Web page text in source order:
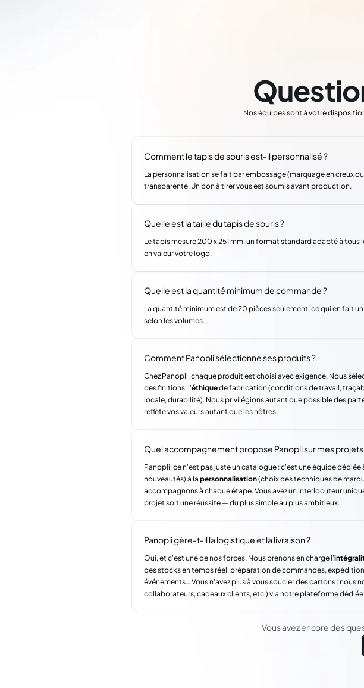
Nos équipes sont à votre
Comment le tapis de souris est-il personnalisé ?
La personnalisation se fait par embossage (marquage en creux
transparente. Un bon à tirer vous est soumis avant production.
Quelle est la taille du tapis de souris ?
Le tapis mesure 200 x 251 mm, un format standard adapté à
en valeur votre logo.
Quelle est la quantité minimum de commande ?
La quantité minimum est de 20 pièces seulement, ce qui en fait
selon les volumes.
Comment Panopli sélectionne ses produits ?
Chez Panopli, chaque produit est choisi avec exigence. Nous
des finitions, l'éthiquede fabrication (conditions de travail,
locale, durabilité). Nous privilégions autant que possible des
reflète vos valeurs autant que les nôtres.
Quel accompagnement propose Panopli sur mes projets
Panopli, ce n'est pas juste un catalogue : c'est une équipe dédiée
nouveautés) à la personnalisation(choix des techniques de
accompagnons à chaque étape. Vous avez un interlocuteur
projet soit une réussite — du plus simple au plus ambitieux.
Panopli gère-t-il la logistique et la livraison ?
Oui, et c'est une de nos forces. Nous prenons en charge l'
des stocks en temps réel, préparation de commandes,
événements… Vous n'avez plus à vous soucier des cartons :
collaborateurs, cadeaux clients, etc.) via notre plateforme
Vous avez encore des